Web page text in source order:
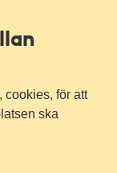
cookies, för att
ska